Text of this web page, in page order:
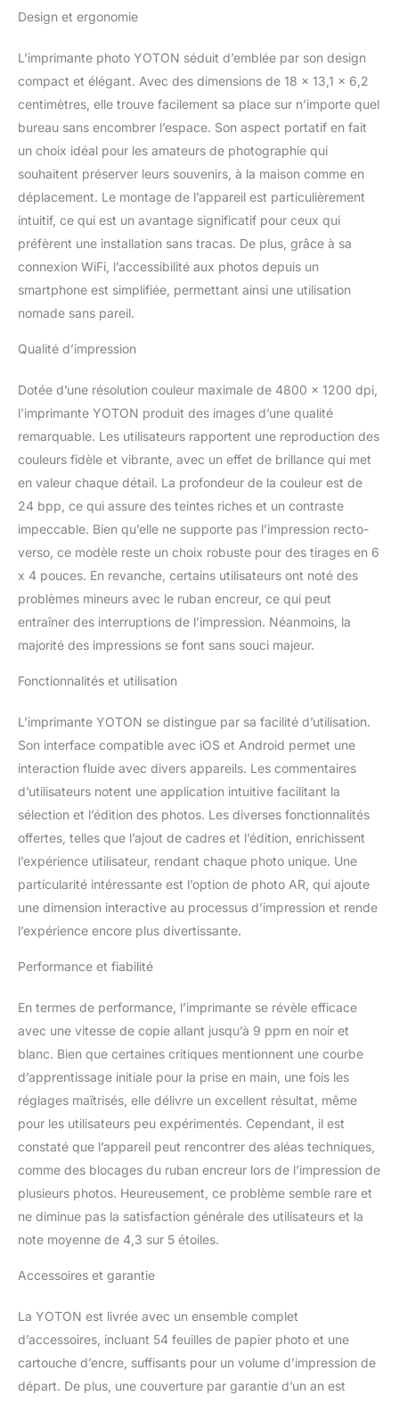
Design et ergonomie
L’imprimante photo YOTON séduit d’emblée par son design
compact et élégant. Avec des dimensions de 18 x 13,1 x 6,2
centimètres, elle trouve facilement sa place sur n’importe quel
bureau sans encombrer l’espace. Son aspect portatif en fait
un choix idéal pour les amateurs de photographie qui
souhaitent préserver leurs souvenirs, à la maison comme en
déplacement. Le montage de l’appareil est particulièrement
intuitif, ce qui est un avantage significatif pour ceux qui
préfèrent une installation sans tracas. De plus, grâce à sa
connexion WiFi, l’accessibilité aux photos depuis un
smartphone est simplifiée, permettant ainsi une utilisation
nomade sans pareil.
Qualité d’impression
Dotée d’une résolution couleur maximale de 4800 x 1200 dpi,
l’imprimante YOTON produit des images d’une qualité
remarquable. Les utilisateurs rapportent une reproduction des
couleurs fidèle et vibrante, avec un effet de brillance qui met
en valeur chaque détail. La profondeur de la couleur est de
24 bpp, ce qui assure des teintes riches et un contraste
impeccable. Bien qu’elle ne supporte pas l’impression recto-
verso, ce modèle reste un choix robuste pour des tirages en 6
x 4 pouces. En revanche, certains utilisateurs ont noté des
problèmes mineurs avec le ruban encreur, ce qui peut
entraîner des interruptions de l’impression. Néanmoins, la
majorité des impressions se font sans souci majeur.
Fonctionnalités et utilisation
L’imprimante YOTON se distingue par sa facilité d’utilisation.
Son interface compatible avec iOS et Android permet une
interaction fluide avec divers appareils. Les commentaires
d’utilisateurs notent une application intuitive facilitant la
sélection et l’édition des photos. Les diverses fonctionnalités
offertes, telles que l’ajout de cadres et l’édition, enrichissent
l’expérience utilisateur, rendant chaque photo unique. Une
particularité intéressante est l’option de photo AR, qui ajoute
une dimension interactive au processus d’impression et rende
l’expérience encore plus divertissante.
Performance et fiabilité
En termes de performance, l’imprimante se révèle efficace
avec une vitesse de copie allant jusqu’à 9 ppm en noir et
blanc. Bien que certaines critiques mentionnent une courbe
d’apprentissage initiale pour la prise en main, une fois les
réglages maîtrisés, elle délivre un excellent résultat, même
pour les utilisateurs peu expérimentés. Cependant, il est
constaté que l’appareil peut rencontrer des aléas techniques,
comme des blocages du ruban encreur lors de l’impression de
plusieurs photos. Heureusement, ce problème semble rare et
ne diminue pas la satisfaction générale des utilisateurs et la
note moyenne de 4,3 sur 5 étoiles.
Accessoires et garantie
La YOTON est livrée avec un ensemble complet
d’accessoires, incluant 54 feuilles de papier photo et une
cartouche d’encre, suffisants pour un volume d’impression de
départ. De plus, une couverture par garantie d’un an est